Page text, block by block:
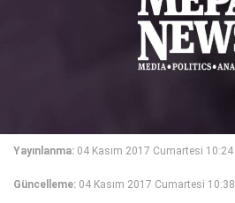
Yayınlanma: 04 Kasım 2017 Cumartesi 10:24
Güncelleme: 04 Kasım 2017 Cumartesi 10:38